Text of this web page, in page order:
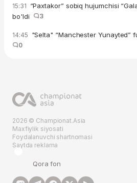
15:31 “Paxtakor” sobiq hujumchisi
bo'ldi
3
14:45 "Selta" “Manchester Yunayted”
0
2026 © Championat.Asia
Maxfiylik siyosati
Foydalanuvchi shartnomasi
Saytda reklama
Qora fon